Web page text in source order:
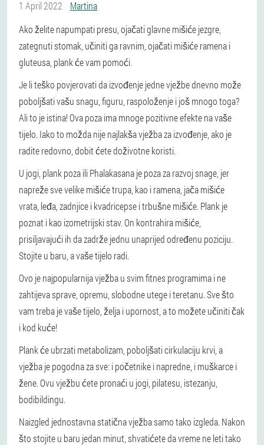
1 April 2022
Martina
Ako želite napumpati presu, ojačati glavne mišiće jezgre,
zategnuti stomak, učiniti ga ravnim, ojačati mišiće ramena i
gluteusa, plank će vam pomoći.
Je li teško povjerovati da izvođenje jedne vježbe dnevno može
poboljšati vašu snagu, figuru, raspoloženje i još mnogo toga?
Ali to je istina! Ova poza ima mnoge pozitivne efekte na vaše
tijelo. Iako to možda nije najlakša vježba za izvođenje, ako je
radite redovno, dobit ćete doživotne koristi.
U jogi, plank poza ili Phalakasana je poza za razvoj snage, jer
napreže sve velike mišiće trupa, kao i ramena, jača mišiće
vrata, leđa, zadnjice i kvadricepse i trbušne mišiće. Plank je
poznat i kao izometrijski stav. On kontrahira mišiće,
prisiljavajući ih da zadrže jednu unaprijed određenu poziciju.
Stojite u baru, a vaše tijelo radi.
Ovo je najpopularnija vježba u svim fitnes programima i ne
zahtijeva sprave, opremu, slobodne utege i teretanu. Sve što
vam treba je vaše tijelo, želja i upornost, a to možete učiniti čak
i kod kuće!
Plank će ubrzati metabolizam, poboljšati cirkulaciju krvi, a
vježba je pogodna za sve: i početnike i napredne, i muškarce i
žene. Ovu vježbu ćete pronaći u jogi, pilatesu, istezanju,
bodibildingu.
Naizgled jednostavna statična vježba samo tako izgleda. Nakon
što stojite u baru jedan minut, shvatićete da vreme ne leti tako